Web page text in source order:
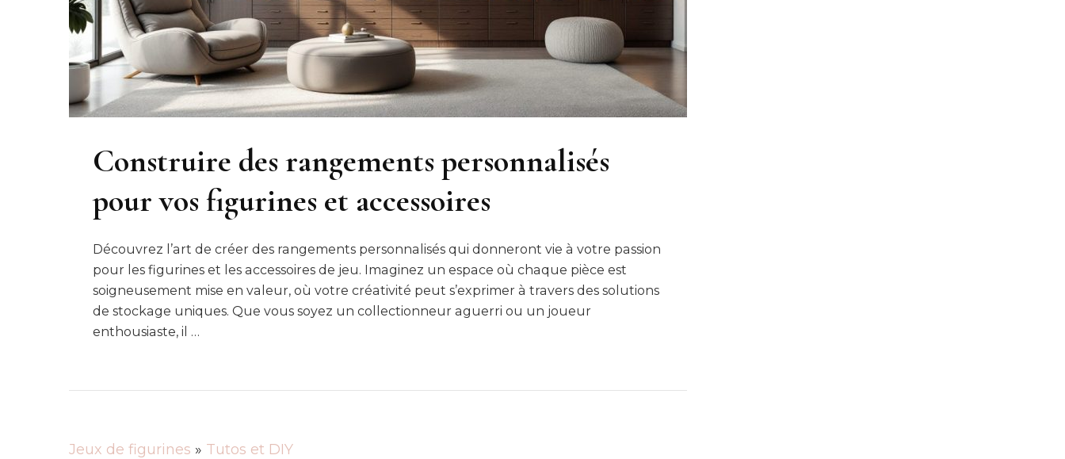
Construire des rangements personnalisés
pour vos figurines et accessoires
Découvrez l’art de créer des rangements personnalisés qui donneront vie à votre passion
pour les figurines et les accessoires de jeu. Imaginez un espace où chaque pièce est
soigneusement mise en valeur, où votre créativité peut s’exprimer à travers des solutions
de stockage uniques. Que vous soyez un collectionneur aguerri ou un joueur
enthousiaste, il …
Jeux de figurines » Tutos et DIY